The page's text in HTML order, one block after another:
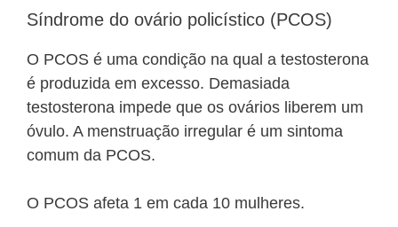
Síndrome do ovário policístico (PCOS)
O PCOS é uma condição na qual a testosterona
é produzida em excesso. Demasiada
testosterona impede que os ovários liberem um
óvulo. A menstruação irregular é um sintoma
comum da PCOS.
O PCOS afeta 1 em cada 10 mulheres.